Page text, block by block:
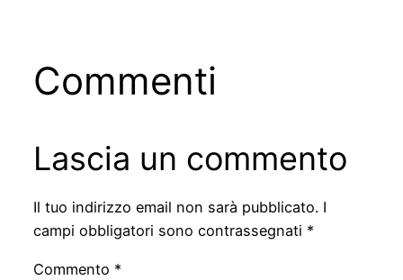
Commenti
Lascia un commento
Il tuo indirizzo email non sarà pubblicato. I
campi obbligatori sono contrassegnati *
Commento *